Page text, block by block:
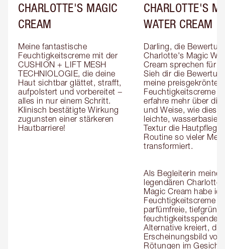
CHARLOTTE'S MAGIC
CREAM
Meine fantastische
Feuchtigkeitscreme mit der
CUSHION + LIFT MESH
TECHNIOLOGIE, die deine
Haut sichtbar glättet, strafft,
aufpolstert und vorbereitet −
alles in nur einem Schritt.
Klinisch bestätigte Wirkung
zugunsten einer stärkeren
Hautbarriere!
CHARLOTTE'S
WATER CREAM
Darling, die
Charlotte's Magic
Cream sprechen für
Sieh dir die
meine preisgekrönte
Feuchtigkeitscreme
erfahre mehr über die
und Weise, wie diese
leichte,
Textur die Hautpflege-
Routine so vieler
transformiert.
Als Begleiterin meiner
legendären
Magic Cream habe
Feuchtigkeitscreme
parfümfreie,
Alternative kreiert, die
Erscheinungsbild von
Rötungen im Gesicht